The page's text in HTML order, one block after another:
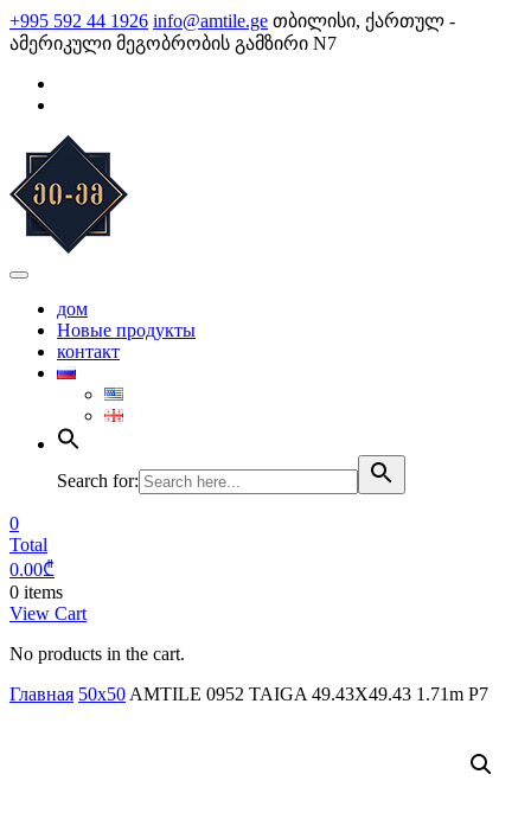
Skip
to
content
+995 592 44 1926 info@amtile.ge თბილისი, ქართულ -
ამერიკული მეგობრობის გამზირი N7
дом
Новые продукты
контакт
Search for:
0
Total
0.00₾
0 items
View Cart
No products in the cart.
Главная 50x50 AMTILE 0952 TAIGA 49.43X49.43 1.71m P7